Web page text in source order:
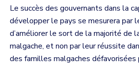
Le succès des gouvernants dans la
développer le pays se mesurera par
d’améliorer le sort de la majorité de
malgache, et non par leur réussite
des familles malgaches défavorisées